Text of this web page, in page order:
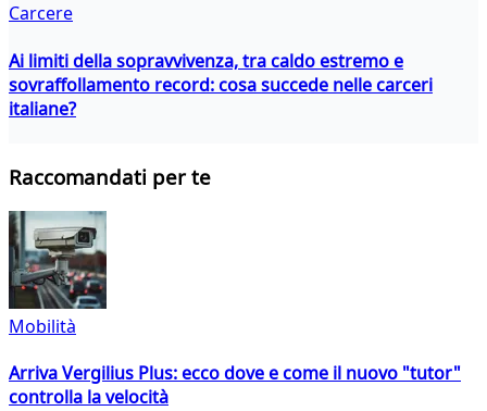
Carcere
Ai limiti della sopravvivenza, tra caldo estremo e
sovraffollamento record: cosa succede nelle carceri
italiane?
Raccomandati per te
Mobilità
Arriva Vergilius Plus: ecco dove e come il nuovo "tutor"
controlla la velocità